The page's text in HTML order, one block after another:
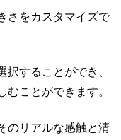
さをカスタマイズで
択することができ、
むことができます。
のリアルな感触と清